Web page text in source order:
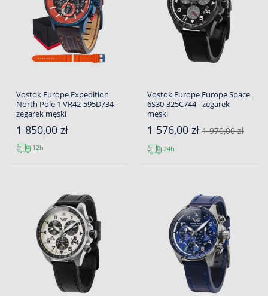
Vostok Europe Expedition
North Pole 1 VR42-595D734 -
zegarek męski
1 850,00 zł
12h
Vostok Europe Europe Space
6S30-325C744 - zegarek
męski
1 576,00 zł 1 970,00 zł
24h